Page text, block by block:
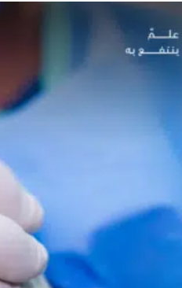
ل
ب
ت
و
ر
ن